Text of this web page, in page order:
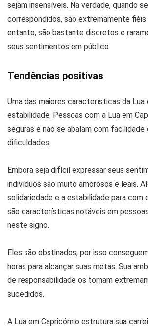
sejam insensíveis. Na verdade, quando
correspondidos, são extremamente fiéis
entanto, são bastante discretos e
seus sentimentos em público.
Tendências positivas
Uma das maiores características da Lua
estabilidade. Pessoas com a Lua em
seguras e não se abalam com facilidade
dificuldades.
Embora seja difícil expressar seus
indivíduos são muito amorosos e leais.
solidariedade e a estabilidade para com
são características notáveis em
neste signo.
Eles são obstinados, por isso
horas para alcançar suas metas. Sua
de responsabilidade os tornam
sucedidos.
A Lua em Capricórnio estrutura sua